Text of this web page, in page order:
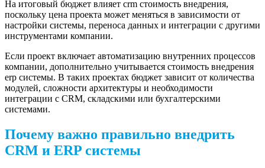
На итоговый бюджет влияет crm стоимость внедрения,
поскольку цена проекта может меняться в зависимости от
настройки системы, переноса данных и интеграции с другими
инструментами компании.
Если проект включает автоматизацию внутренних процессов
компании, дополнительно учитывается стоимость внедрения
erp системы. В таких проектах бюджет зависит от количества
модулей, сложности архитектуры и необходимости
интеграции с CRM, складскими или бухгалтерскими
системами.
Почему важно правильно внедрить
CRM и ERP системы